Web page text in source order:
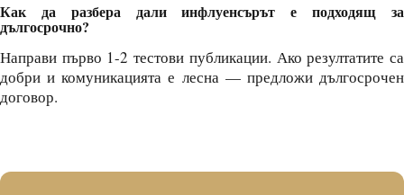
Как да разбера дали инфлуенсърът е подходящ за
дългосрочно?
Направи първо 1-2 тестови публикации. Ако резултатите са
добри и комуникацията е лесна — предложи дългосрочен
договор.